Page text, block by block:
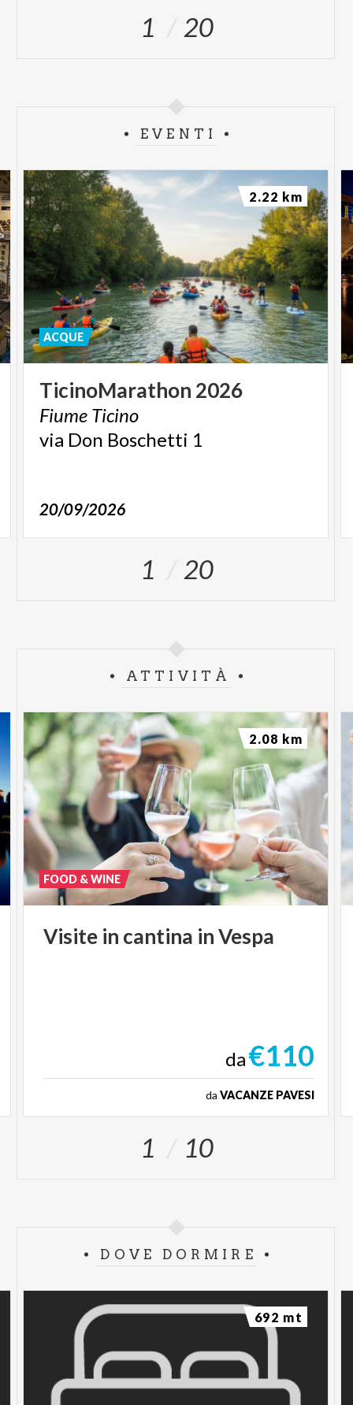
1 20
EVENTI
TicinoMarathon 2026
Fiume Ticino
via Don Boschetti 1
20/09/2026
ACQUE
2.22 km
1 20
ATTIVITÀ
Visite in cantina inVespa
FOOD & WINE
da€110
da VACANZE PAVESI
2.08 km
1 10
DOVE DORMIRE
692 mt